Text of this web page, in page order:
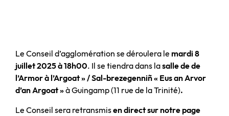
Le Conseil d’agglomération se déroulera le mardi 8
juillet 2025 à 18h00. Il se tiendra dans lasalle de de
l’Armor à l’Argoat » / Sal-brezegenniñ « Eus an Arvor
d’an Argoat »à Guingamp (11 rue de la Trinité).
Le Conseil sera retransmisen direct sur notre page